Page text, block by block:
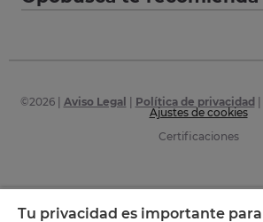
©2026| Aviso Legal Política de privacidad
Ajustes de cookies
Certificaciones
Tu privacidad es importante